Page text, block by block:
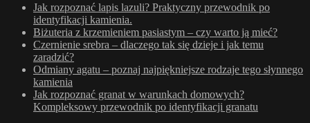
Jak rozpoznać lapis lazuli? Praktyczny przewodnik po
identyfikacji kamienia.
Biżuteria z krzemieniem pasiastym – czy warto ją mieć?
Czernienie srebra – dlaczego tak się dzieje i jak temu
zaradzić?
Odmiany agatu – poznaj najpiękniejsze rodzaje tego słynnego
kamienia
Jak rozpoznać granat w warunkach domowych?
Kompleksowy przewodnik po identyfikacji granatu